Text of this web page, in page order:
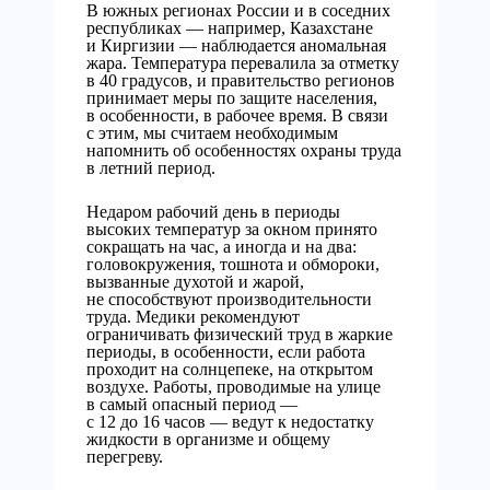
В южных регионах России и в соседних
республиках — например, Казахстане
и Киргизии — наблюдается аномальная
жара. Температура перевалила за отметку
в 40 градусов, и правительство регионов
принимает меры по защите населения,
в особенности, в рабочее время. В связи
с этим, мы считаем необходимым
напомнить об особенностях охраны труда
в летний период.
Недаром рабочий день в периоды
высоких температур за окном принято
сокращать на час, а иногда и на два:
головокружения, тошнота и обмороки,
вызванные духотой и жарой,
не способствуют производительности
труда. Медики рекомендуют
ограничивать физический труд в жаркие
периоды, в особенности, если работа
проходит на солнцепеке, на открытом
воздухе. Работы, проводимые на улице
в самый опасный период —
с 12 до 16 часов — ведут к недостатку
жидкости в организме и общему
перегреву.